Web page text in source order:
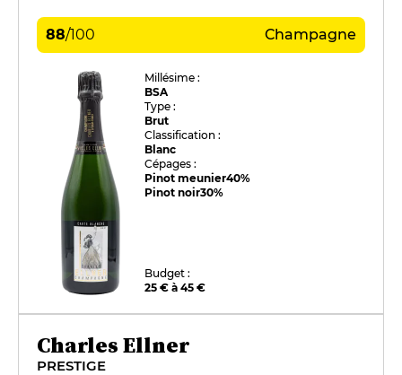
88/100 Champagne
Millésime :
BSA
Type :
Brut
Classification :
Blanc
Cépages :
Pinot meunier40%
Pinot noir30%
Budget :
25 € à 45 €
Charles Ellner
PRESTIGE